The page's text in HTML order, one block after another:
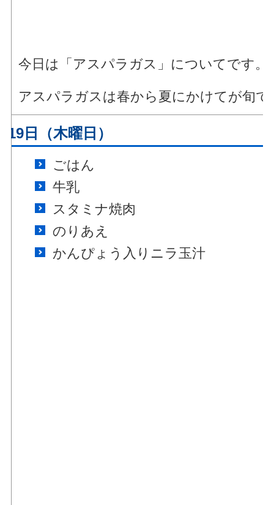
今日は「アスパラガス」についてです。
アスパラガスは春から夏にかけてが旬
19日（木曜日）
ごはん
牛乳
スタミナ焼肉
のりあえ
かんぴょう入りニラ玉汁